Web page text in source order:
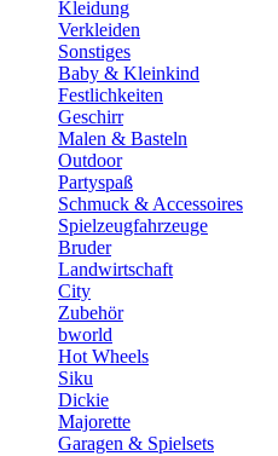
Kleidung
Verkleiden
Sonstiges
Baby & Kleinkind
Festlichkeiten
Geschirr
Malen & Basteln
Outdoor
Partyspaß
Schmuck & Accessoires
Spielzeugfahrzeuge
Bruder
Landwirtschaft
City
Zubehör
bworld
Hot Wheels
Siku
Dickie
Majorette
Garagen & Spielsets